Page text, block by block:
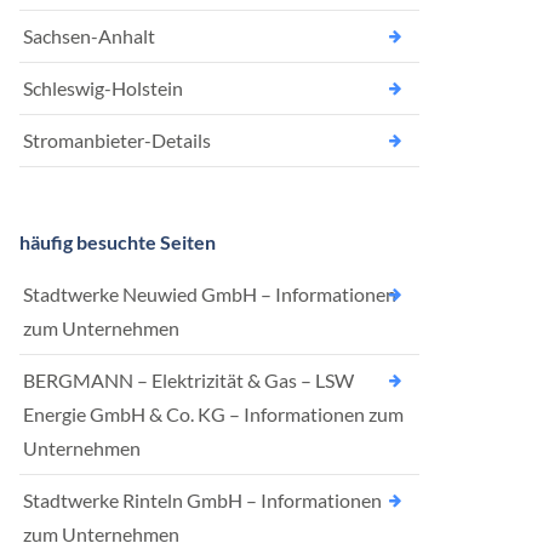
Sachsen-Anhalt
Schleswig-Holstein
Stromanbieter-Details
häufig besuchte Seiten
Stadtwerke Neuwied GmbH – Informationen
zum Unternehmen
BERGMANN – Elektrizität & Gas – LSW
Energie GmbH & Co. KG – Informationen zum
Unternehmen
Stadtwerke Rinteln GmbH – Informationen
zum Unternehmen